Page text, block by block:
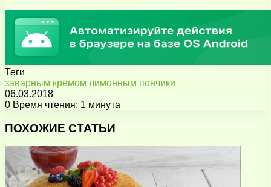
Теги
заварным кремом лимонным пончики
06.03.2018
0 Время чтения: 1 минута
через
почту
ПОХОЖИЕ СТАТЬИ